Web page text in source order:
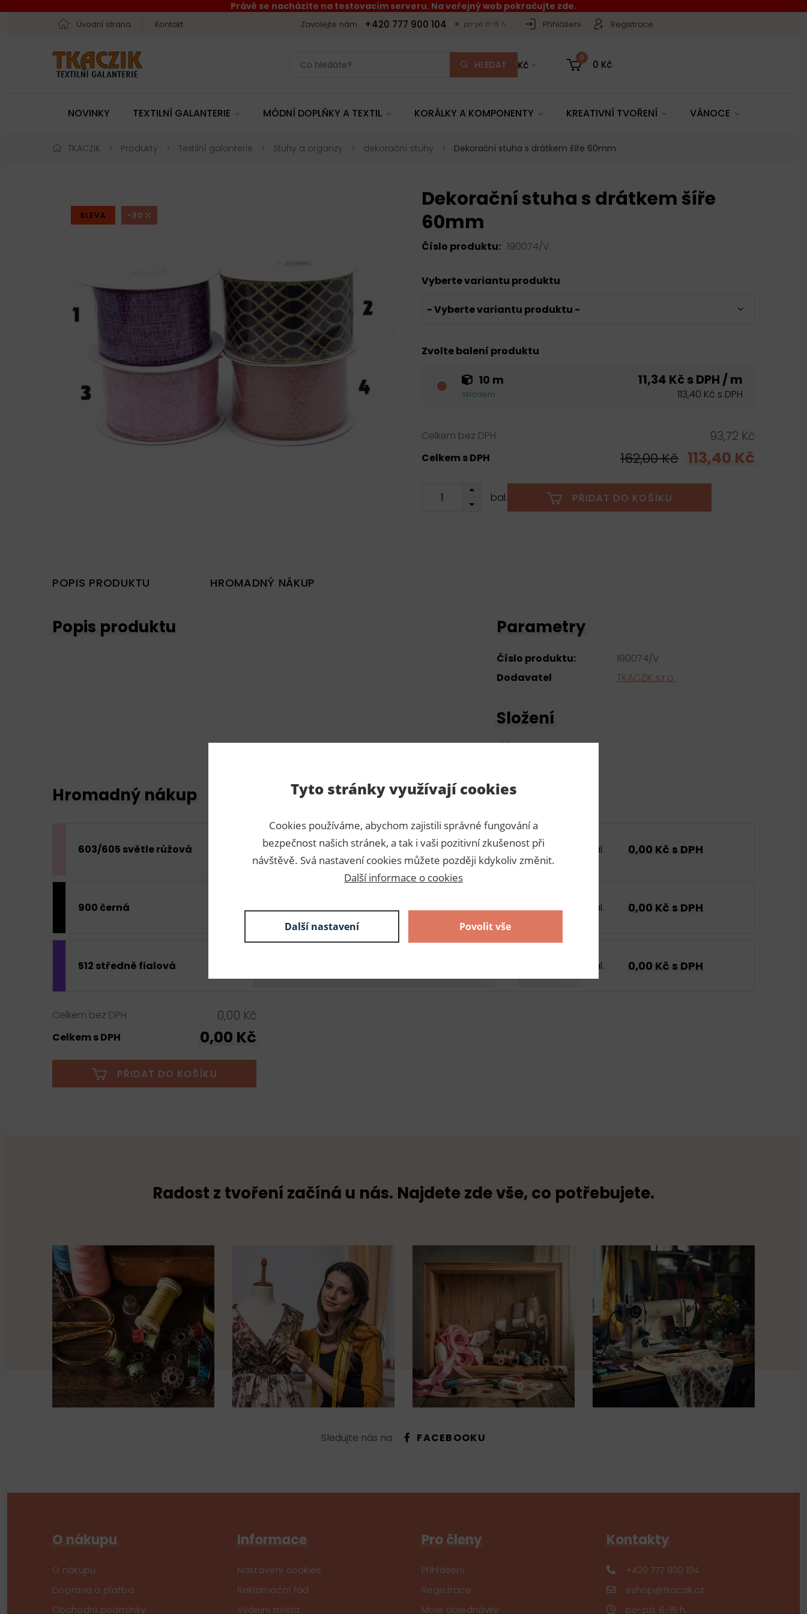
Právě se nacházíte na testovacím serveru. Na veřejný web pokračujte zde.
Úvodní strana Kontakt Zavolejte nám +420 777 900 104 po-pá 8-15 h. Přihlášení Registrace
HLEDAT Kč
0
0 Kč
NOVINKY TEXTILNÍ GALANTERIE MÓDNÍ DOPLŇKY A TEXTIL KORÁLKY A KOMPONENTY KREATIVNÍ TVOŘENÍ VÁNOCE
TKACZIK Produkty Textilní galanterie Stuhy a organzy dekorační stuhy Dekorační stuha s drátkem šíře 60mm
SLEVA -30
Dekorační stuha s drátkem šíře
60mm
Číslo produktu: 190074/V
Vyberte variantu produktu
- Vyberte variantu produktu -
Zvolte balení produktu
10 m
skladem
11,34 Kč s DPH / m
113,40 Kč s DPH
Celkem bez DPH 93,72 Kč
Celkem s DPH 162,00 Kč 113,40 Kč
bal. PŘIDAT DO KOŠÍKU
POPIS PRODUKTU HROMADNÝ NÁKUP
Popis produktu Parametry
Číslo produktu:
190074/V
Dodavatel
TKACZIK s.r.o.
Složení
100% polyester
Hromadný nákup
603/605 světle růžová 10 m
skladem
11,34 Kč s DPH / m
113,40 Kč s DPH
bal. 0,00 Kč s DPH
900 černá bal. 0,00 Kč s DPH
512 středně fialová bal. 0,00 Kč s DPH
Celkem bez DPH 0,00 Kč
Celkem s DPH 0,00 Kč
PŘIDAT DO KOŠÍKU
Radost z tvoření začíná u nás. Najdete zde vše, co potřebujete.
Sledujte nás na FACEBOOKU
O nákupu
O nákupu
Doprava a platba
Obchodní podmínky
Informace
Nastavení cookies
Reklamační řád
Výdejní místa
Pro členy
Přihlášení
Registrace
Moje objednávky
Kontakty
+420 777 900 104
eshop@tkaczik.cz
po-pá: 8-15 h.
Tyto stránky využívají cookies
Cookies používáme, abychom zajistili správné fungování a
bezpečnost našich stránek, a tak i vaši pozitivní zkušenost při
návštěvě. Svá nastavení cookies můžete později kdykoliv změnit.
Další informace o cookies
Další nastavení Povolit vše